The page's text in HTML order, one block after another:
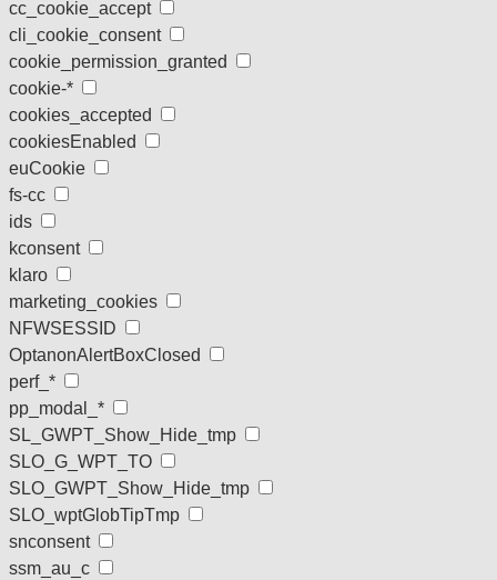
cc_cookie_accept
cli_cookie_consent
cookie_permission_granted
cookie-*
cookies_accepted
cookiesEnabled
euCookie
fs-cc
ids
kconsent
klaro
marketing_cookies
NFWSESSID
OptanonAlertBoxClosed
perf_*
pp_modal_*
SL_GWPT_Show_Hide_tmp
SLO_G_WPT_TO
SLO_GWPT_Show_Hide_tmp
SLO_wptGlobTipTmp
snconsent
ssm_au_c